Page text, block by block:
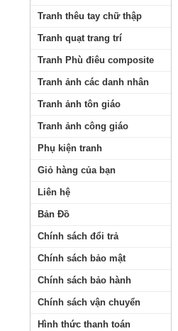
Tranh thêu tay chữ thập
Tranh quạt trang trí
Tranh Phù điêu composite
Tranh ảnh các danh nhân
Tranh ảnh tôn giáo
Tranh ảnh công giáo
Phụ kiện tranh
Giỏ hàng của bạn
Liên hệ
Bản Đồ
Chính sách đổi trả
Chính sách bảo mật
Chính sách bảo hành
Chính sách vận chuyển
Hình thức thanh toán